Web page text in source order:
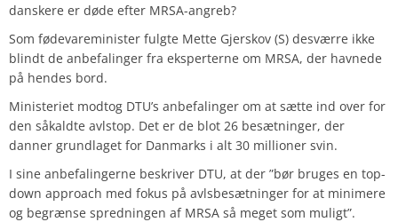
danskere er døde efter MRSA-angreb?
Som fødevareminister fulgte Mette Gjerskov (S) desværre ikke
blindt de anbefalinger fra eksperterne om MRSA, der havnede
på hendes bord.
Ministeriet modtog DTU’s anbefalinger om at sætte ind over for
den såkaldte avlstop. Det er de blot 26 besætninger, der
danner grundlaget for Danmarks i alt 30 millioner svin.
I sine anbefalingerne beskriver DTU, at der ”bør bruges en top-
down approach med fokus på avlsbesætninger for at minimere
og begrænse spredningen af MRSA så meget som muligt”.